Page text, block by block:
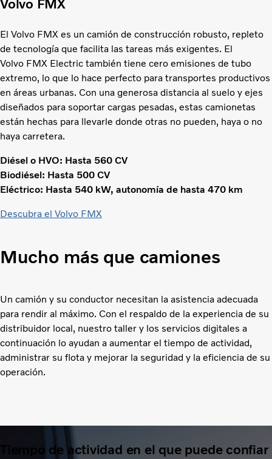
Volvo FMX
El Volvo FMX es un camión de construcción robusto, repleto
de tecnología que facilita las tareas más exigentes. El
Volvo FMX Electric también tiene cero emisiones de tubo
extremo, lo que lo hace perfecto para transportes productivos
en áreas urbanas. Con una generosa distancia al suelo y ejes
diseñados para soportar cargas pesadas, estas camionetas
están hechas para llevarle donde otras no pueden, haya o no
haya carretera.
Diésel o HVO: Hasta 560 CV
Biodiésel: Hasta 500 CV
Eléctrico: Hasta 540 kW, autonomía de hasta 470 km
Descubra el Volvo FMX
Mucho más que camiones
Un camión y su conductor necesitan la asistencia adecuada
para rendir al máximo. Con el respaldo de la experiencia de su
distribuidor local, nuestro taller y los servicios digitales a
continuación lo ayudan a aumentar el tiempo de actividad,
administrar su flota y mejorar la seguridad y la eficiencia de su
operación.
Tiempo de actividad en el que puede confiar